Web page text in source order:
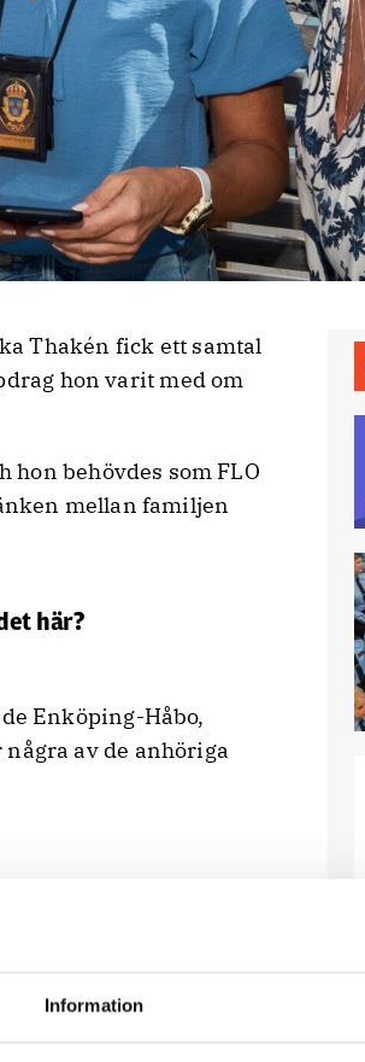
Information
hon varit med om
behövdes som FLO
mellan familjen
här?
Enköping-Håbo,
av de anhöriga
Skulder? Har
Samtidigt
Han vill veta om
som vill oss eller